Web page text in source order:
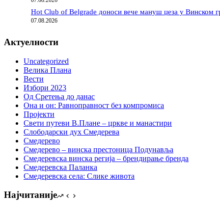
Hot Club of Belgrade доноси вече мануш џеза у Винском
07.08.2026
Актуелности
Uncategorized
Велика Плана
Вести
Избори 2023
Од Сретења до данас
Она и он: Равноправност без компромиса
Пројекти
Свети путеви В.Плане – цркве и манастири
Слободарски дух Смедерева
Смедерево
Смедерево – винска престоница Подунавља
Смедеревска винска регија – брендирање бренда
Смедеревска Паланка
Смедеревска села: Слике живота
Најчитаније